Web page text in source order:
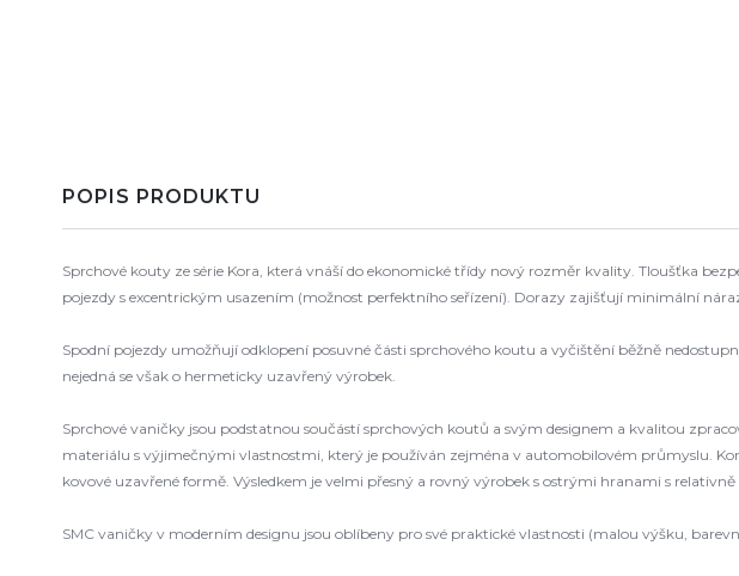
POPIS PRODUKTU
Sprchové kouty ze série Kora, která vnáší do ekonomické třídy nový rozměr kvality. Tloušťka
pojezdy s excentrickým usazením (možnost perfektního seřízení). Dorazy zajišťují minimální
Spodní pojezdy umožňují odklopení posuvné části sprchového koutu a vyčištění běžně
nejedná se však o hermeticky uzavřený výrobek.
Sprchové vaničky jsou podstatnou součástí sprchových koutů a svým designem a kvalitou
materiálu s výjimečnými vlastnostmi, který je používán zejména v automobilovém průmyslu.
kovové uzavřené formě. Výsledkem je velmi přesný a rovný výrobek s ostrými hranami s
SMC vaničky v moderním designu jsou oblíbeny pro své praktické vlastnosti (malou výšku,